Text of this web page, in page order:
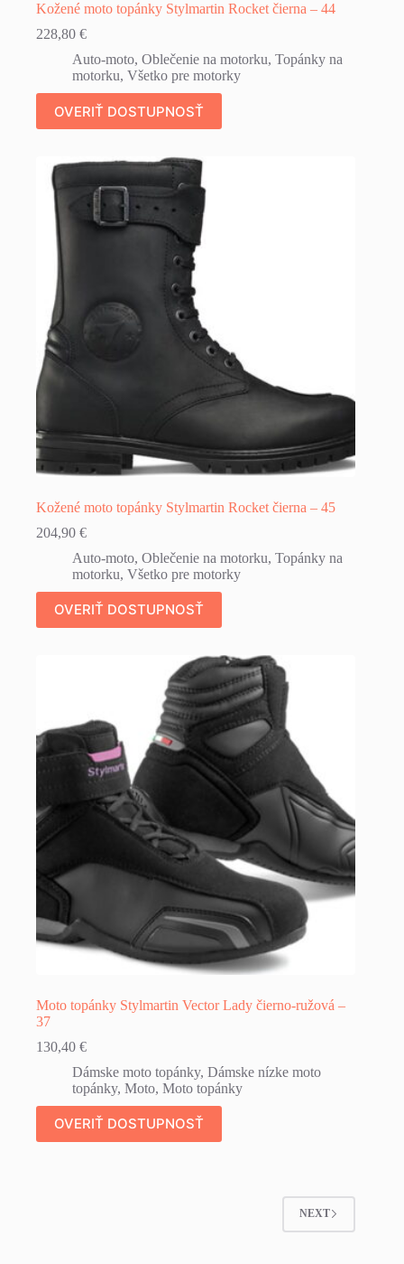
Kožené moto topánky Stylmartin Rocket čierna – 44
228,80 €
Auto-moto, Oblečenie na motorku, Topánky na
motorku, Všetko pre motorky
OVERIŤ DOSTUPNOSŤ
Kožené moto topánky Stylmartin Rocket čierna – 45
204,90 €
Auto-moto, Oblečenie na motorku, Topánky na
motorku, Všetko pre motorky
OVERIŤ DOSTUPNOSŤ
Moto topánky Stylmartin Vector Lady čierno-ružová –
37
130,40 €
Dámske moto topánky, Dámske nízke moto
topánky, Moto, Moto topánky
OVERIŤ DOSTUPNOSŤ
NEXT